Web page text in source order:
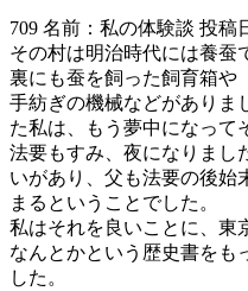
709 名前：私の体験談 投稿
その村は明治時代には養蚕
裏にも蚕を飼った飼育箱や
手紡ぎの機械などがありま
た私は、もう夢中になって
法要もすみ、夜になりまし
いがあり、父も法要の後始
まるということでした。
私はそれを良いことに、東
なんとかという歴史書をも
した。